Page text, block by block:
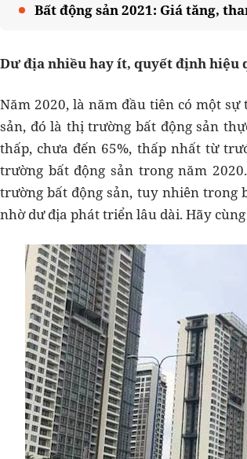
Bất động sản 2021: Giá tăng,
Dư địa nhiều hay ít, quyết định hiệu
Năm 2020, là năm đầu tiên có một
sản, đó là thị trường bất động sản
thấp, chưa đến 65%, thấp nhất từ
trường bất động sản trong năm
trường bất động sản, tuy nhiên trong
nhờ dư địa phát triển lâu dài. Hãy